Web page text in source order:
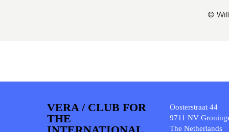
©
VERA / CLUB FOR
THE
Oosterstraat 44
9711 NV
The Netherlands